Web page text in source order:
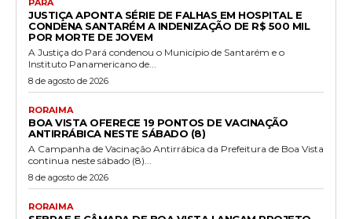
JUSTIÇA APONTA SÉRIE DE FALHAS EM HOSPITAL E
CONDENA SANTARÉM A INDENIZAÇÃO DE R$ 500 MIL
POR MORTE DE JOVEM
A Justiça do Pará condenou o Município de Santarém e o
Instituto Panamericano de...
8 de agosto de 2026
RORAIMA
BOA VISTA OFERECE 19 PONTOS DE VACINAÇÃO
ANTIRRÁBICA NESTE SÁBADO (8)
A Campanha de Vacinação Antirrábica da Prefeitura de Boa Vista
continua neste sábado (8)...
8 de agosto de 2026
RORAIMA